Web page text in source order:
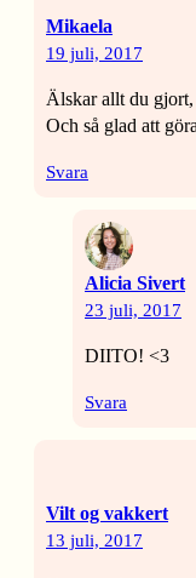
Mikaela
19 juli, 2017
Älskar allt du
Och så glad att
Svara
Alicia Sivert
23 juli, 2017
DIITO! <3
Svara
Vilt og vakkert
13 juli, 2017